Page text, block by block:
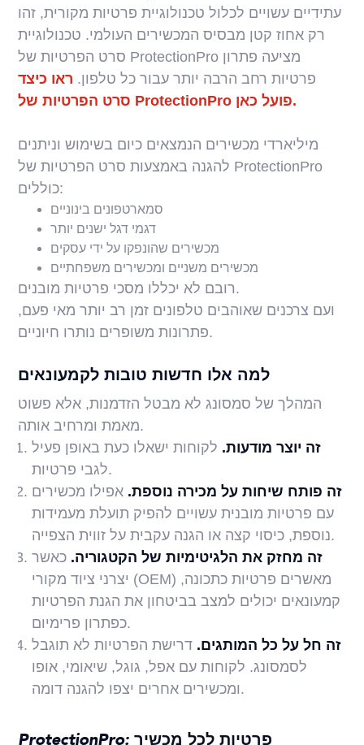
עתידיים עשויים לכלול טכנולוגיית פרטיות מקורית, זהו
רק אחוז קטן מבסיס המכשירים העולמי. טכנולוגיית
סרט הפרטיות של ProtectionPro מציעה פתרון
פרטיות רחב הרבה יותר עבור כל טלפון. ראו כיצד
סרט הפרטיות של ProtectionPro פועל כאן.
מיליארדי מכשירים הנמצאים כיום בשימוש וניתנים
להגנה באמצעות סרט הפרטיות של ProtectionPro
כוללים:
סמארטפונים בינוניים
דגמי דגל ישנים יותר
מכשירים שהונפקו על ידי עסקים
מכשירים משניים ומכשירים משפחתיים
רובם לא יכללו מסכי פרטיות מובנים.
ועם צרכנים שאוהבים טלפונים זמן רב יותר מאי פעם,
פתרונות משופרים נותרו חיוניים.
למה אלו חדשות טובות לקמעונאים
המהלך של סמסונג לא מבטל הזדמנות, אלא פשוט
מאמת ומרחיב אותה.
זה יוצר מודעות. לקוחות ישאלו כעת באופן פעיל
לגבי פרטיות.
זה פותח שיחות על מכירה נוספת. אפילו מכשירים
עם פרטיות מובנית עשויים להפיק תועלת מעמידות
נוספת, כיסוי קצה או הגנה עקבית על זווית הצפייה.
זה מחזק את הלגיטימיות של הקטגוריה. כאשר
יצרני ציוד מקורי (OEM) מאשרים פרטיות כתכונה,
קמעונאים יכולים למצב בביטחון את הגנת הפרטיות
כפתרון פרימיום.
זה חל על כל המותגים. דרישת הפרטיות לא תוגבל
לסמסונג. לקוחות עם אפל, גוגל, שיאומי, אופו
ומכשירים אחרים יצפו להגנה דומה.
ProtectionPro: פרטיות לכל מכשיר